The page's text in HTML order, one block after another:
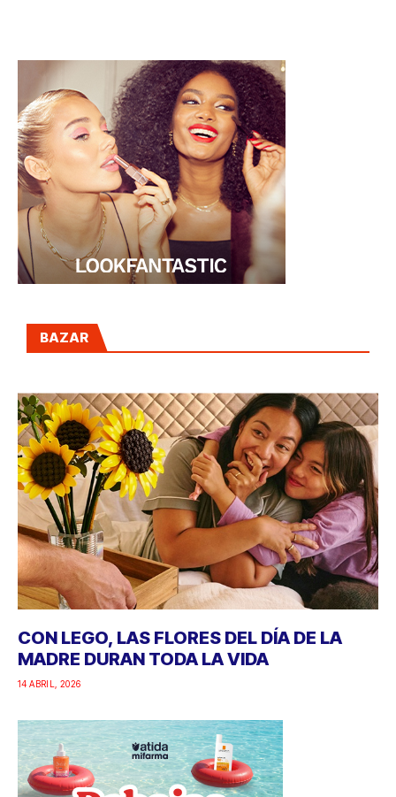
BAZAR
CON LEGO, LAS FLORES DEL DÍA DE LA
MADRE DURAN TODA LA VIDA
14 ABRIL, 2026